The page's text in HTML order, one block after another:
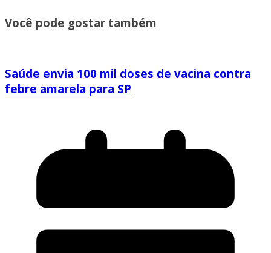
Você pode gostar também
Saúde envia 100 mil doses de vacina contra
febre amarela para SP